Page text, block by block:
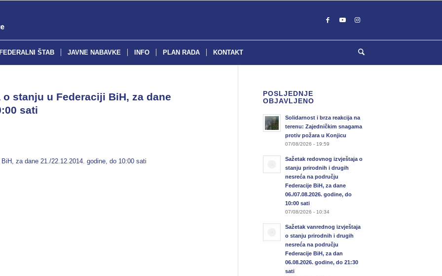
FEDERALNI ŠTAB JAVNE NABAVKE INFO PLAN RADA KONTAKT
stanju u Federaciji BiH, za dane
sati
za dane 21./22.12.2014. godine, do 10:00 sati
POSLJEDNJE
OBJAVLJENO
Solidarnost i brza reakcija na
terenu: Zajedničkim snagama
protiv požara u Konjicu
07/08/2026 - 19:59
Sažetak redovnog izvještaja o
stanju prirodnih i drugih
nesreća na području
Federacije BiH, za dane
06./07.08.2026. godine, do
10:00 sati
07/08/2026 - 10:34
Sažetak vanrednog izvještaja
o stanju prirodnih i drugih
nesreća na području
Federacije BiH, za dan
06.08.2026. godine, do 21:30
sati